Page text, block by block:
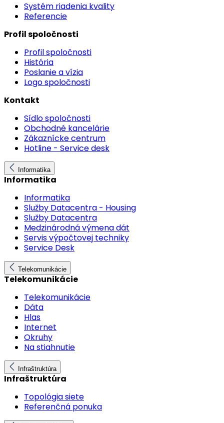
Systém riadenia kvality
Referencie
Profil spoločnosti
Profil spoločnosti
História
Poslanie a vízia
Logo spoločnosti
Kontakt
Sídlo spoločnosti
Obchodné kancelárie
Zákaznícke centrum
Hotline - Service desk
Informatika
Informatika
Informatika
Služby Datacentra - Housing
Služby Datacentra
Medzinárodná výmena dát
Servis výpočtovej techniky
Service Desk
Telekomunikácie
Telekomunikácie
Telekomunikácie
Dáta
Hlas
Internet
Okruhy
Na stiahnutie
Infraštruktúra
Infraštruktúra
Topológia siete
Referenčná ponuka